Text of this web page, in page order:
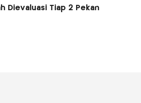
Dievaluasi Tiap 2 Pekan